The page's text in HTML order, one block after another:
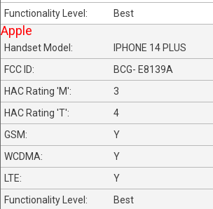
Best
Apple
IPHONE 14 PLUS
BCG- E8139A
3
4
Y
Y
Y
Best